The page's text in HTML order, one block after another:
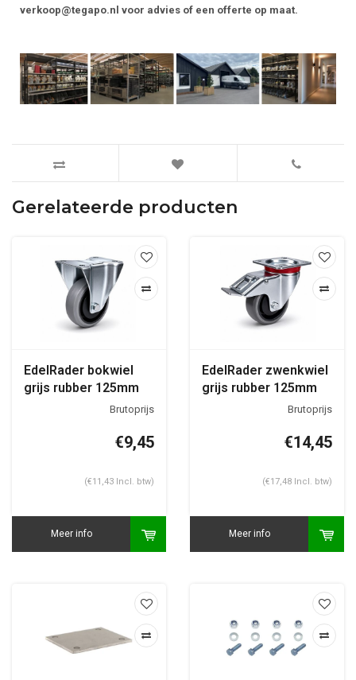
verkoop@tegapo.nl voor advies of een offerte op maat.
Gerelateerde producten
EdelRader bokwiel
grijs rubber 125mm
2KA plaatbevestiging
€9,45
(€11,43 Incl. btw)
Meer info
EdelRader zwenkwiel
grijs rubber 125mm
2KA plaatbevestiging
€14,45
(€17,48 Incl. btw)
Meer info